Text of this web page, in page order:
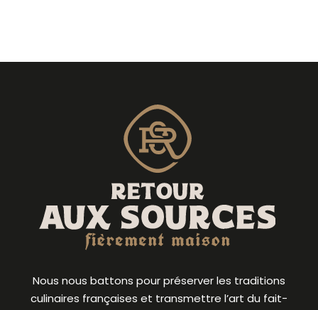
Nous nous battons pour préserver les traditions
culinaires françaises et transmettre l’art du fait-